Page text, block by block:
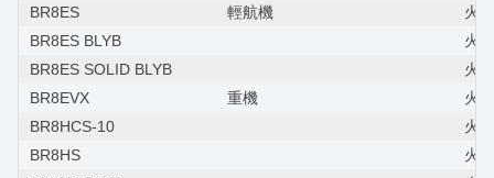
BR8ES
輕航機
火
BR8ES BLYB
火
BR8ES SOLID BLYB
火
BR8EVX
重機
火
BR8HCS-10
火
BR8HS
火